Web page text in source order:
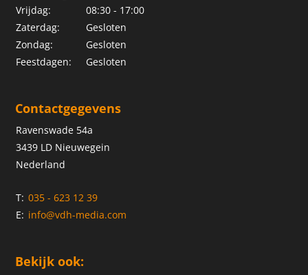
Vrijdag:
08:30 - 17:00
Zaterdag:
Gesloten
Zondag:
Gesloten
Feestdagen:
Gesloten
Contactgegevens
Ravenswade 54a
3439 LD Nieuwegein
Nederland
T: 035 - 623 12 39
E: info@vdh-media.com
Bekijk ook: